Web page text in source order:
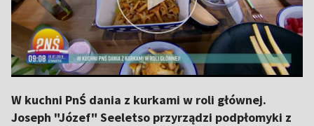
W kuchni PnŚ dania z kurkami w roli głównej.
Joseph "Józef" Seeletso przyrządzi podpłomyki z